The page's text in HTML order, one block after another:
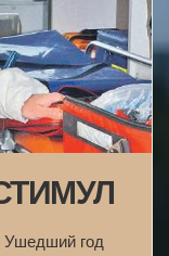
Ушедший год